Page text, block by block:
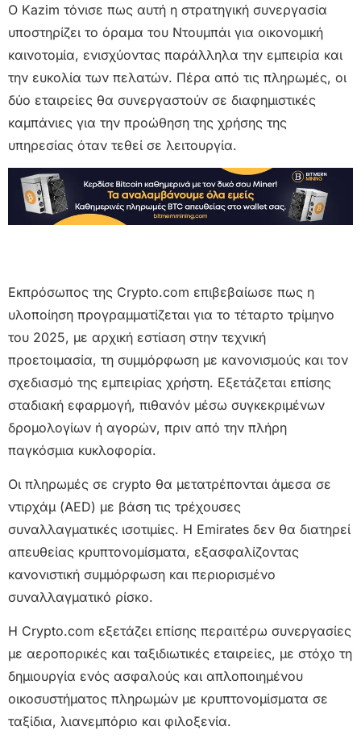
Ο Kazim τόνισε πως αυτή η στρατηγική συνεργασία
υποστηρίζει το όραμα του Ντουμπάι για οικονομική
καινοτομία, ενισχύοντας παράλληλα την εμπειρία και
την ευκολία των πελατών. Πέρα από τις πληρωμές, οι
δύο εταιρείες θα συνεργαστούν σε διαφημιστικές
καμπάνιες για την προώθηση της χρήσης της
υπηρεσίας όταν τεθεί σε λειτουργία.
Εκπρόσωπος της Crypto.com επιβεβαίωσε πως η
υλοποίηση προγραμματίζεται για το τέταρτο τρίμηνο
του 2025, με αρχική εστίαση στην τεχνική
προετοιμασία, τη συμμόρφωση με κανονισμούς και τον
σχεδιασμό της εμπειρίας χρήστη. Εξετάζεται επίσης
σταδιακή εφαρμογή, πιθανόν μέσω συγκεκριμένων
δρομολογίων ή αγορών, πριν από την πλήρη
παγκόσμια κυκλοφορία.
Οι πληρωμές σε crypto θα μετατρέπονται άμεσα σε
ντιρχάμ (AED) με βάση τις τρέχουσες
συναλλαγματικές ισοτιμίες. Η Emirates δεν θα διατηρεί
απευθείας κρυπτονομίσματα, εξασφαλίζοντας
κανονιστική συμμόρφωση και περιορισμένο
συναλλαγματικό ρίσκο.
Η Crypto.com εξετάζει επίσης περαιτέρω συνεργασίες
με αεροπορικές και ταξιδιωτικές εταιρείες, με στόχο τη
δημιουργία ενός ασφαλούς και απλοποιημένου
οικοσυστήματος πληρωμών με κρυπτονομίσματα σε
ταξίδια, λιανεμπόριο και φιλοξενία.